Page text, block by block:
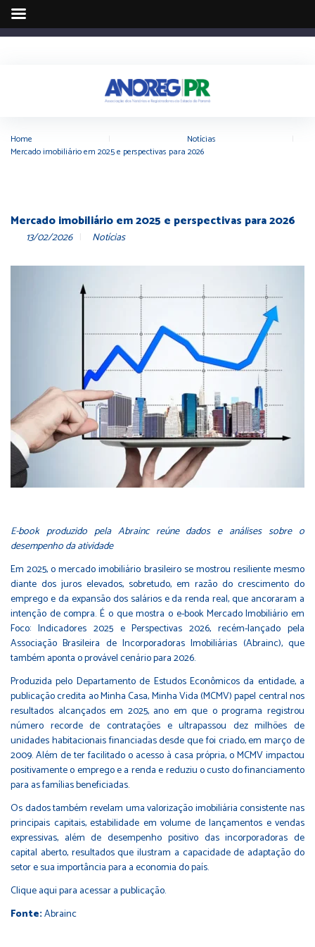
Home Notícias
Mercado imobiliário em 2025 e perspectivas para 2026
Mercado imobiliário em 2025 e perspectivas para 2026
13/02/2026 Notícias
E-book produzido pela Abrainc reúne dados e análises sobre o
desempenho da atividade
Em 2025, o mercado imobiliário brasileiro se mostrou resiliente mesmo
diante dos juros elevados, sobretudo, em razão do crescimento do
emprego e da expansão dos salários e da renda real, que ancoraram a
intenção de compra. É o que mostra o e-book Mercado Imobiliário em
Foco: Indicadores 2025 e Perspectivas 2026, recém-lançado pela
Associação Brasileira de Incorporadoras Imobiliárias (Abrainc), que
também aponta o provável cenário para 2026.
Produzida pelo Departamento de Estudos Econômicos da entidade, a
publicação credita ao Minha Casa, Minha Vida (MCMV) papel central nos
resultados alcançados em 2025, ano em que o programa registrou
número recorde de contratações e ultrapassou dez milhões de
unidades habitacionais financiadas desde que foi criado, em março de
2009. Além de ter facilitado o acesso à casa própria, o MCMV impactou
positivamente o emprego e a renda e reduziu o custo do financiamento
para as famílias beneficiadas.
Os dados também revelam uma valorização imobiliária consistente nas
principais capitais, estabilidade em volume de lançamentos e vendas
expressivas, além de desempenho positivo das incorporadoras de
capital aberto, resultados que ilustram a capacidade de adaptação do
setor e sua importância para a economia do país.
Cliqueaquipara acessar a publicação.
Fonte:Abrainc